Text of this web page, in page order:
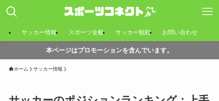
サッカー情報 スポーツ全般 サッカー観戦 お問い合わせ
本ページはプロモーションを含んでいます。
ホーム サッカー情報